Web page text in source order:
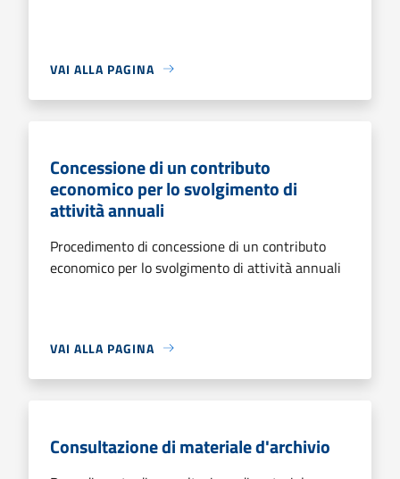
VAI ALLA PAGINA
Concessione di un contributo
economico per lo svolgimento di
attività annuali
Procedimento di concessione di un contributo
economico per lo svolgimento di attività annuali
VAI ALLA PAGINA
Consultazione di materiale d'archivio